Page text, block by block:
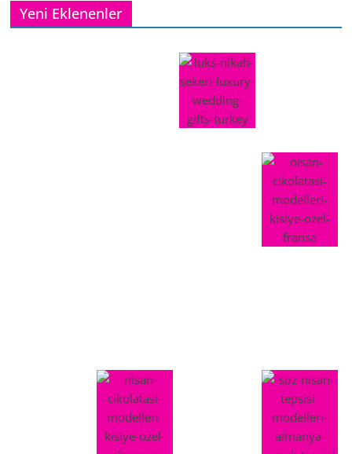
Yeni Eklenenler